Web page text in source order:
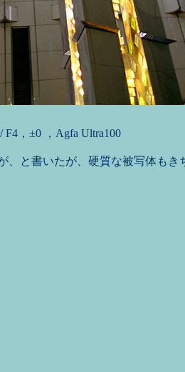
F4，±0 ，Agfa Ultra100
、と書いたが、硬質な被写体もき